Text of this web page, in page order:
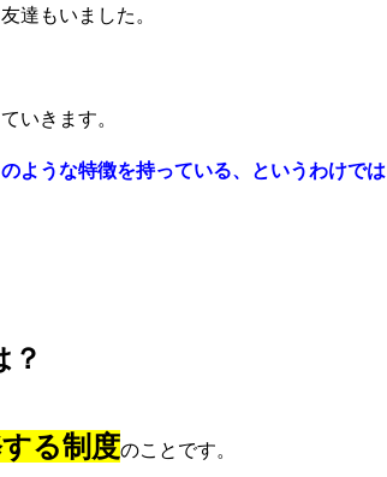
達もいました。
いきます。
ような特徴を持っている、というわけでは
？
る制度のことです。